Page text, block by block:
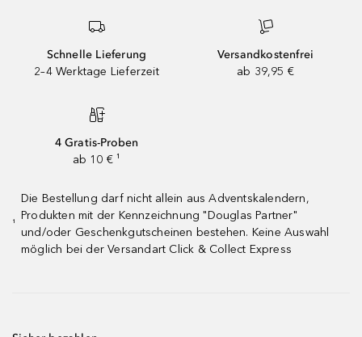
Schnelle Lieferung
2–4 Werktage Lieferzeit
Versandkostenfrei
ab 39,95 €
4 Gratis-Proben
ab 10 € ¹
¹
Die Bestellung darf nicht allein aus Adventskalendern,
Produkten mit der Kennzeichnung "Douglas Partner"
und/oder Geschenkgutscheinen bestehen. Keine Auswahl
möglich bei der Versandart Click & Collect Express